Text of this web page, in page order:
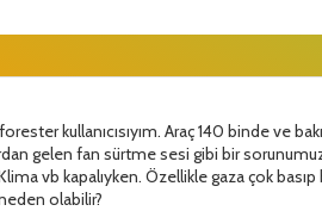
kullanıcısıyım. Araç 140 binde ve
gelen fan sürtme sesi gibi bir
vb kapalıyken. Özellikle gaza çok
olabilir?